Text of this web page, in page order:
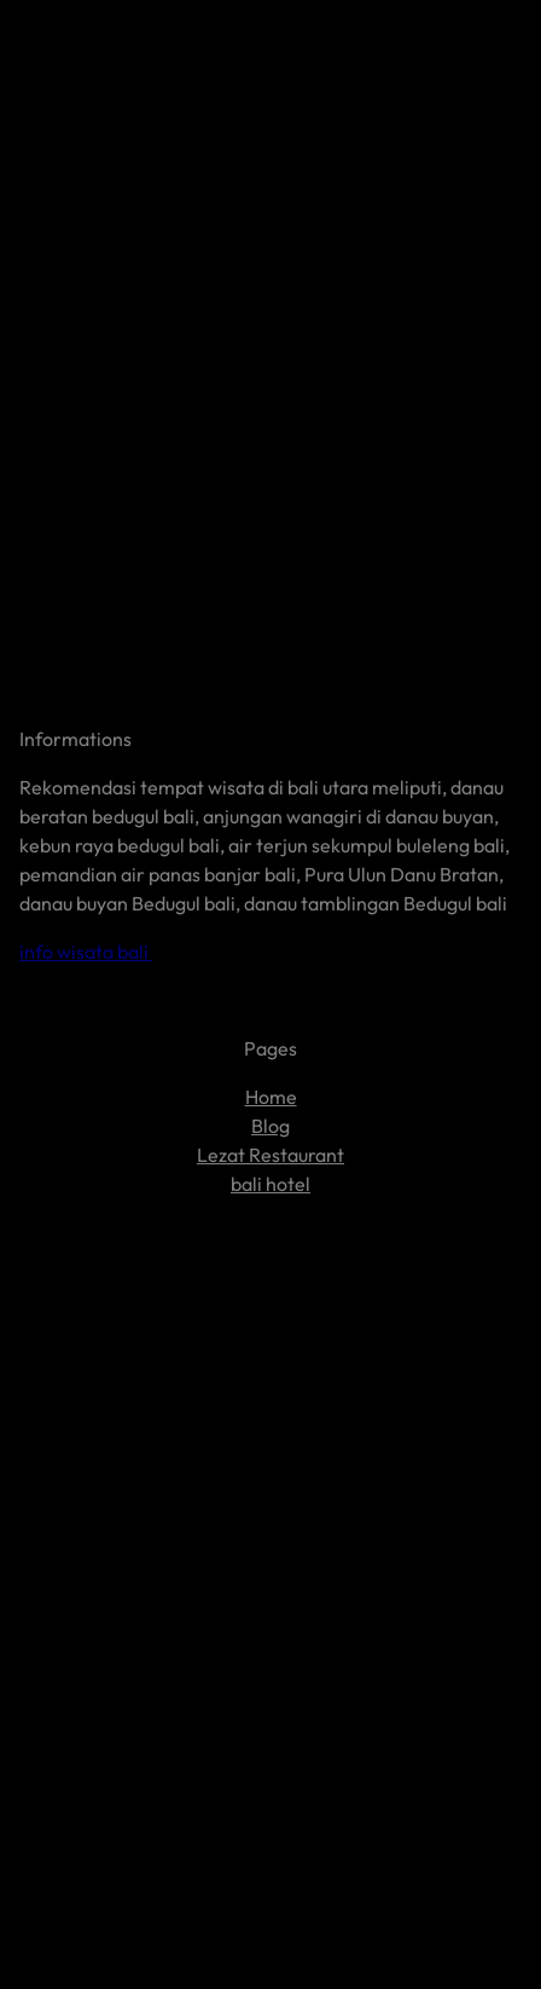
Informations
Rekomendasi tempat wisata di bali utara meliputi, danau
beratan bedugul bali, anjungan wanagiri di danau buyan,
kebun raya bedugul bali, air terjun sekumpul buleleng bali,
pemandian air panas banjar bali, Pura Ulun Danu Bratan,
danau buyan Bedugul bali, danau tamblingan Bedugul bali
info wisata bali
Pages
Home
Blog
Lezat Restaurant
bali hotel